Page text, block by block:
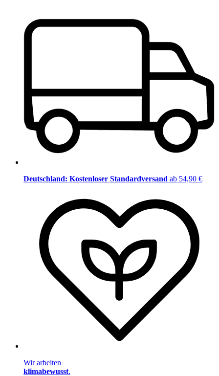
Deutschland: Kostenloser Standardversand ab 54,90 €
Wir arbeiten
klimabewusst.